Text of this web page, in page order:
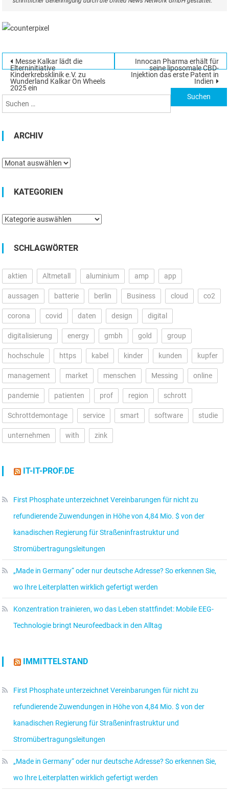
Beitragsnavigation
Messe Kalkar lädt die
Elterninitiative
Kinderkrebsklinik e.V. zu
Wunderland Kalkar On Wheels
2025 ein
Innocan Pharma erhält für
seine liposomale CBD-
Injektion das erste Patent in
Indien
Suchen
ARCHIV
Archiv
KATEGORIEN
Kategorien
SCHLAGWÖRTER
aktien Altmetall aluminium amp app
aussagen batterie berlin Business cloud co2
corona covid daten design digital
digitalisierung energy gmbh gold group
hochschule https kabel kinder kunden kupfer
management market menschen Messing online
pandemie patienten prof region schrott
Schrottdemontage service smart software studie
unternehmen with zink
IT-IT-PROF.DE
First Phosphate unterzeichnet Vereinbarungen für nicht zu
refundierende Zuwendungen in Höhe von 4,84 Mio. $ von der
kanadischen Regierung für Straßeninfrastruktur und
Stromübertragungsleitungen
„Made in Germany“ oder nur deutsche Adresse? So erkennen Sie,
wo Ihre Leiterplatten wirklich gefertigt werden
Konzentration trainieren, wo das Leben stattfindet: Mobile EEG-
Technologie bringt Neurofeedback in den Alltag
IMMITTELSTAND
First Phosphate unterzeichnet Vereinbarungen für nicht zu
refundierende Zuwendungen in Höhe von 4,84 Mio. $ von der
kanadischen Regierung für Straßeninfrastruktur und
Stromübertragungsleitungen
„Made in Germany“ oder nur deutsche Adresse? So erkennen Sie,
wo Ihre Leiterplatten wirklich gefertigt werden